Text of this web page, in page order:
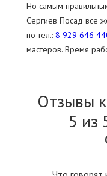
Но самым
Сергиев Посад все
по тел.: 8 929 646
мастеров. Время
Отзывы
5 из